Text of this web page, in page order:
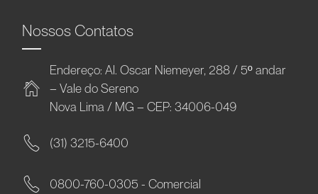
Nossos Contatos
Endereço: Al. Oscar Niemeyer, 288 / 5º andar
– Vale do Sereno
Nova Lima / MG – CEP: 34006-049
(31) 3215-6400
0800-760-0305 - Comercial